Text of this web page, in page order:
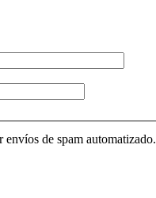
de spam automatizado.